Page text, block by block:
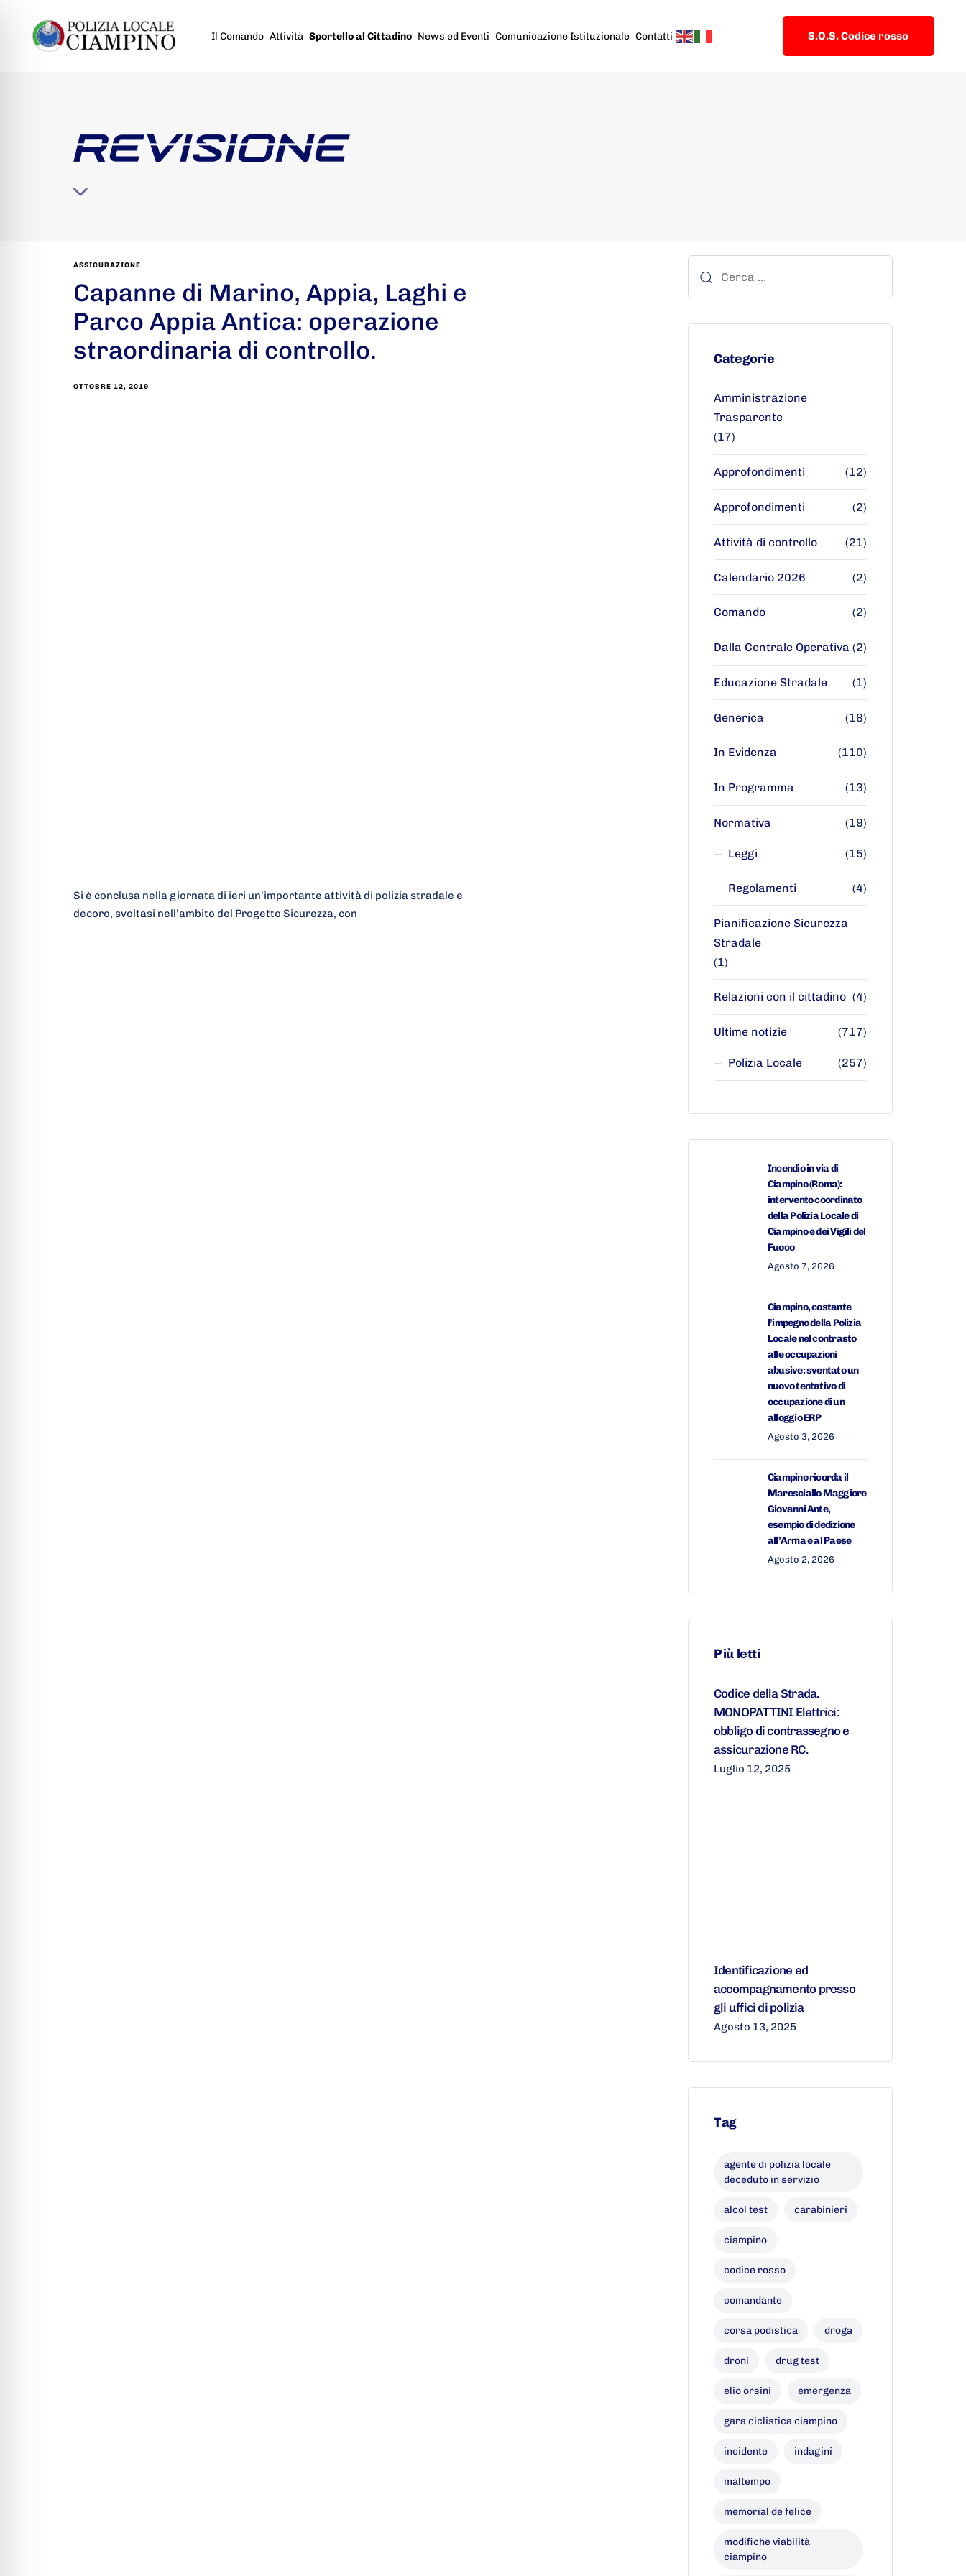
Il Comando Attività Sportello al Cittadino News ed Eventi Comunicazione Istituzionale Contatti S.O.S. Codice rosso
REVISIONE
ASSICURAZIONE
Capanne di Marino, Appia, Laghi e
Parco Appia Antica: operazione
straordinaria di controllo.
OTTOBRE 12, 2019
Si è conclusa nella giornata di ieri un’importante attività di polizia stradale e
decoro, svoltasi nell’ambito del Progetto Sicurezza, con
Categorie
Amministrazione
Trasparente
(17)
Approfondimenti (12)
Approfondimenti (2)
Attività di controllo (21)
Calendario 2026 (2)
Comando (2)
Dalla Centrale Operativa (2)
Educazione Stradale (1)
Generica (18)
In Evidenza (110)
In Programma (13)
Normativa (19)
Leggi (15)
Regolamenti (4)
Pianificazione Sicurezza
Stradale
(1)
Relazioni con il cittadino (4)
Ultime notizie (717)
Polizia Locale (257)
Incendio in via di
Ciampino (Roma):
intervento coordinato
della Polizia Locale di
Ciampino e dei Vigili del
Fuoco
Agosto 7, 2026
Ciampino, costante
l’impegno della Polizia
Locale nel contrasto
alle occupazioni
abusive: sventato un
nuovo tentativo di
occupazione di un
alloggio ERP
Agosto 3, 2026
Ciampino ricorda il
Maresciallo Maggiore
Giovanni Ante,
esempio di dedizione
all’Arma e al Paese
Agosto 2, 2026
Più letti
Codice della Strada.
MONOPATTINI Elettrici:
obbligo di contrassegno e
assicurazione RC.
Luglio 12, 2025
Identificazione ed
accompagnamento presso
gli uffici di polizia
Agosto 13, 2025
Tag
agente di polizia locale
deceduto in servizio
alcol test carabinieri
ciampino
codice rosso
comandante
corsa podistica droga
droni drug test
elio orsini emergenza
gara ciclistica ciampino
incidente indagini
maltempo
memorial de felice
modifiche viabilità
ciampino